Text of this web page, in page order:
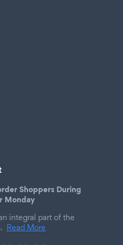
Shoppers During
Monday
integral part of the
Read More